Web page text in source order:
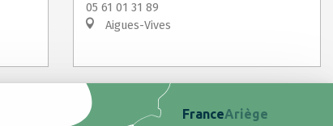
05 61 01 31 89
Aigues-Vives
FranceAriège